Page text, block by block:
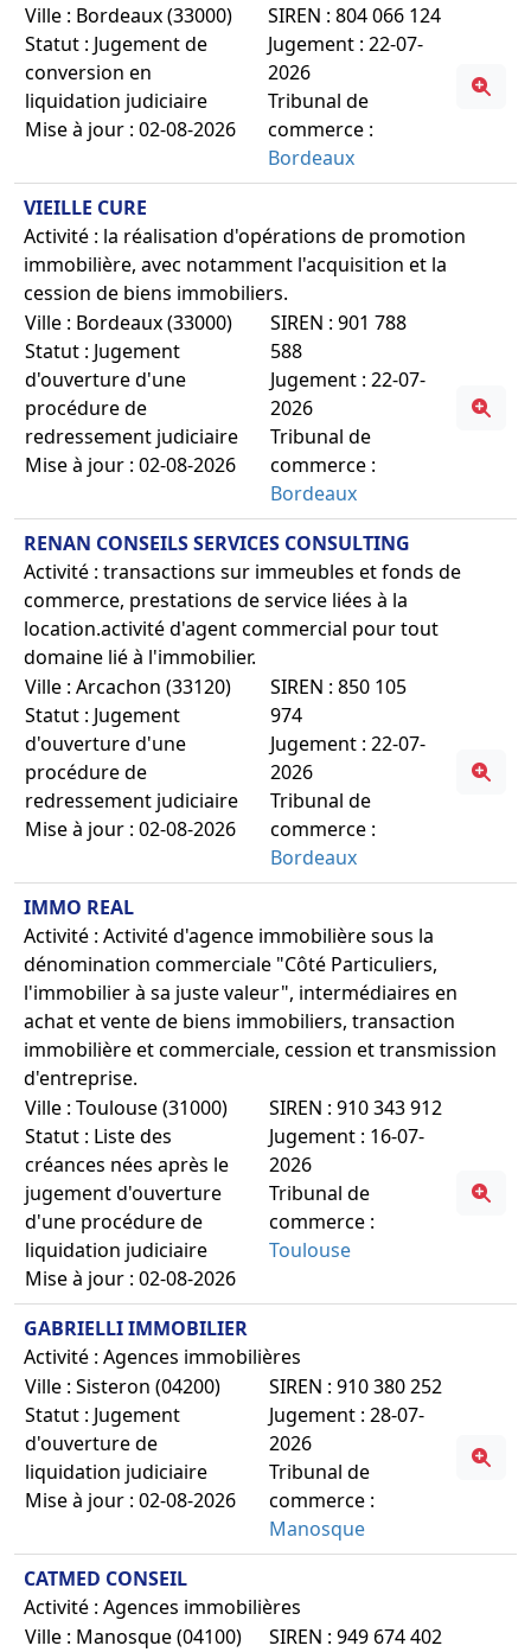
Ville : Bordeaux (33000)
Statut : Jugement de
conversion en
liquidation judiciaire
Mise à jour : 02-08-2026
SIREN : 804 066 124
Jugement : 22-07-
2026
Tribunal de
commerce :
Bordeaux
VIEILLE CURE
Activité : la réalisation d'opérations de promotion
immobilière, avec notamment l'acquisition et la
cession de biens immobiliers.
Ville : Bordeaux (33000)
Statut : Jugement
d'ouverture d'une
procédure de
redressement judiciaire
Mise à jour : 02-08-2026
SIREN : 901 788
588
Jugement : 22-07-
2026
Tribunal de
commerce :
Bordeaux
RENAN CONSEILS SERVICES CONSULTING
Activité : transactions sur immeubles et fonds de
commerce, prestations de service liées à la
location.activité d'agent commercial pour tout
domaine lié à l'immobilier.
Ville : Arcachon (33120)
Statut : Jugement
d'ouverture d'une
procédure de
redressement judiciaire
Mise à jour : 02-08-2026
SIREN : 850 105
974
Jugement : 22-07-
2026
Tribunal de
commerce :
Bordeaux
IMMO REAL
Activité : Activité d'agence immobilière sous la
dénomination commerciale "Côté Particuliers,
l'immobilier à sa juste valeur", intermédiaires en
achat et vente de biens immobiliers, transaction
immobilière et commerciale, cession et transmission
d'entreprise.
Ville : Toulouse (31000)
Statut : Liste des
créances nées après le
jugement d'ouverture
d'une procédure de
liquidation judiciaire
Mise à jour : 02-08-2026
SIREN : 910 343 912
Jugement : 16-07-
2026
Tribunal de
commerce :
Toulouse
GABRIELLI IMMOBILIER
Activité : Agences immobilières
Ville : Sisteron (04200)
Statut : Jugement
d'ouverture de
liquidation judiciaire
Mise à jour : 02-08-2026
SIREN : 910 380 252
Jugement : 28-07-
2026
Tribunal de
commerce :
Manosque
CATMED CONSEIL
Activité : Agences immobilières
Ville : Manosque (04100)
SIREN : 949 674 402